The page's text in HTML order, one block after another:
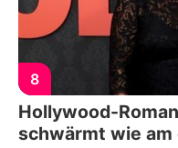
8
Hollywood-
schwärmt wie am